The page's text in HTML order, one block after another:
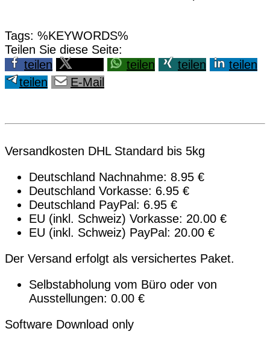
Tags: %KEYWORDS%
Teilen Sie diese Seite:
teilen
teilen teilen
teilen
teilen
E-Mail
Versandkosten DHL Standard bis 5kg
Deutschland Nachnahme: 8.95 €
Deutschland Vorkasse: 6.95 €
Deutschland PayPal: 6.95 €
EU (inkl. Schweiz) Vorkasse: 20.00 €
EU (inkl. Schweiz) PayPal: 20.00 €
Der Versand erfolgt als versichertes Paket.
Selbstabholung vom Büro oder von
Ausstellungen: 0.00 €
Software Download only